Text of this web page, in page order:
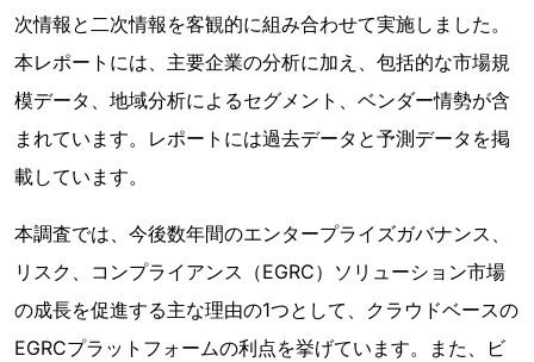
次情報と二次情報を客観的に組み合わせて実施しました。
本レポートには、主要企業の分析に加え、包括的な市場規
模データ、地域分析によるセグメント、ベンダー情勢が含
まれています。レポートには過去データと予測データを掲
載しています。
本調査では、今後数年間のエンタープライズガバナンス、
リスク、コンプライアンス（EGRC）ソリューション市場
の成長を促進する主な理由の1つとして、クラウドベースの
EGRCプラットフォームの利点を挙げています。また、ビ